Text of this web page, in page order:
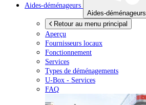
Aides-déménageurs
Aides-déménageurs
Retour au menu principal
Aperçu
Fournisseurs locaux
Fonctionnement
Services
Types de déménagements
U-Box - Services
FAQ